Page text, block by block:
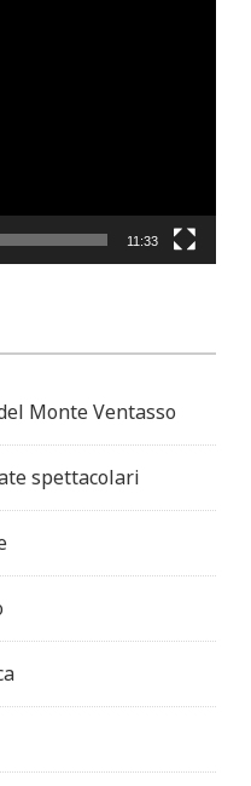
11:33
Monte Ventasso
spettacolari